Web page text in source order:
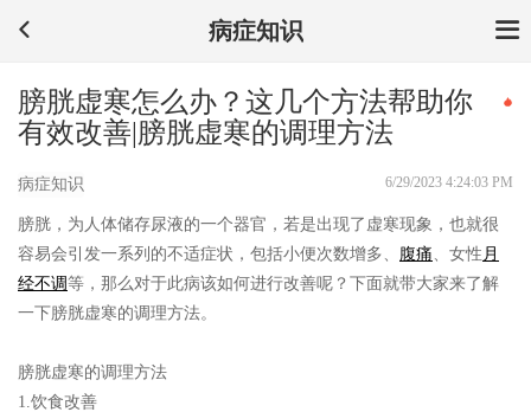
病症知识
膀胱虚寒怎么办？这几个方法帮助你
有效改善|膀胱虚寒的调理方法
病症知识 6/29/2023 4:24:03 PM
膀胱，为人体储存尿液的一个器官，若是出现了虚寒现象，也就很
容易会引发一系列的不适症状，包括小便次数增多、 腹痛、女性 月
经不调等，那么对于此病该如何进行改善呢？下面就带大家来了解
一下膀胱虚寒的调理方法。
膀胱虚寒的调理方法
1.饮食改善